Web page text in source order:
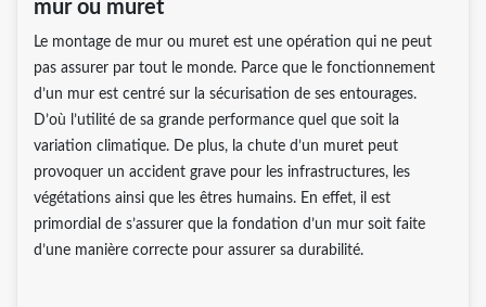
mur ou muret
Le montage de mur ou muret est une opération qui ne peut
pas assurer par tout le monde. Parce que le fonctionnement
d’un mur est centré sur la sécurisation de ses entourages.
D’où l’utilité de sa grande performance quel que soit la
variation climatique. De plus, la chute d’un muret peut
provoquer un accident grave pour les infrastructures, les
végétations ainsi que les êtres humains. En effet, il est
primordial de s’assurer que la fondation d’un mur soit faite
d’une manière correcte pour assurer sa durabilité.